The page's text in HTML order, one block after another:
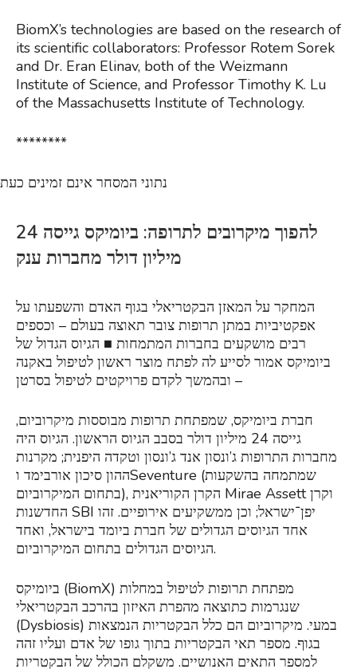
BiomX’s technologies are based on the research of
its scientific collaborators: Professor Rotem Sorek
and Dr. Eran Elinav, both of the Weizmann
Institute of Science, and Professor Timothy K. Lu
of the Massachusetts Institute of Technology.
********
נתוני המסחר אינם זמינים כעת
להפוך מיקרובים לתרופה: ביומיקס גייסה 24
מיליון דולר מחברות ענק
המחקר על המאזן הבקטריאלי בגוף האדם והשפעתו על
אפקטיביות במתן תרופות צובר תאוצה בעולם – וכספים
רבים מושקעים בחברות המתמחות ■ הגיוס הגדול של
ביומיקס אמור לסייע לה לפתח מוצר ראשון לטיפול באקנה
– ובהמשך לקדם פרויקטים לטיפול בסרטן
חברת ביומיקס, שמפתחת תרופות מבוססות מיקרוביום,
גייסה 24 מיליון דולר בסבב הגיוס הראשון. הגיוס היה
מחברות התרופות ג’ונסון אנד ג’ונסון וטקדה היפנית; מקרנות
ההון סיכון אורבימד וSeventure (שמתמחה בהשקעות
בתחום המיקרוביום), הקרן הקוריאנית Mirae Assett וקרן
החדשנות SBI יפן־ישראל; וכן ממשקיעים אירופיים. זהו
אחד הגיוסים הגדולים של חברת ביומד בישראל, ואחד
הגיוסים הגדולים בתחום המיקרוביום.
ביומיקס (BiomX) מפתחת תרופות לטיפול במחלות
שנגרמות כתוצאה מהפרת האיזון בהרכב הבקטריאלי
(Dysbiosis) במעי. מיקרוביום הם כלל הבקטריות הנמצאות
בגוף. מספר תאי הבקטריות בתוך גופו של אדם ועליו זהה
למספר התאים האנושיים. משקלם הכולל של הבקטריות